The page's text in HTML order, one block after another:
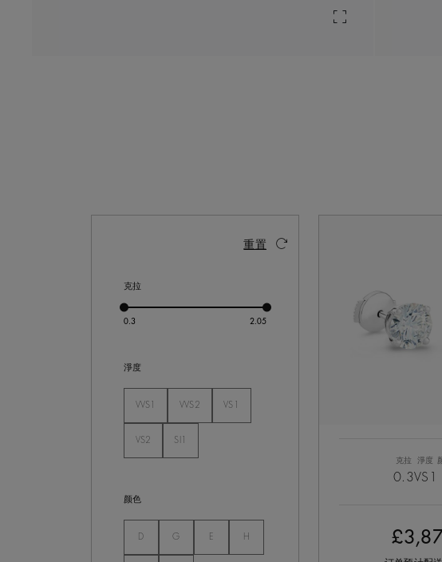
激活这些部件将导致页面上的内容更新。
重置
克拉
淨度
VVS1
VVS2
VS1
VS2
SI1
颜色
D未选 G未选 E H
克拉
0.3
淨度
VS1